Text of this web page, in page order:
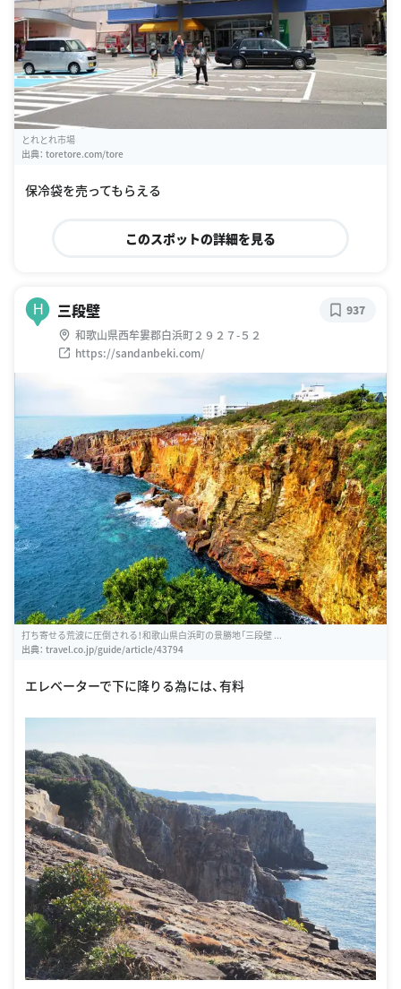
とれとれ市場
出典： toretore.com/tore
保冷袋を売ってもらえる
このスポットの詳細を見る
H 三段壁
和歌山県西牟婁郡白浜町２９２７-５２
https://sandanbeki.com/
937
打ち寄せる荒波に圧倒される！和歌山県白浜町の景勝地「三段壁 ...
出典： travel.co.jp/guide/article/43794
エレベーターで下に降りる為には、有料